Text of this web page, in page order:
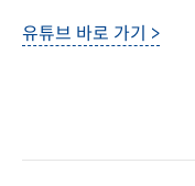
유튜브 바로 가기 >